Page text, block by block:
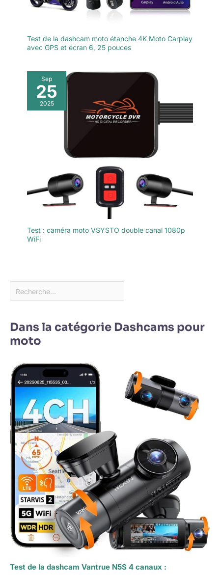
Test de la dashcam moto étanche 4K Moto Carplay
avec GPS et écran 6, 25 pouces
Sep
25
2025
Test : caméra moto VSYSTO double canal 1080p
WiFi
Dans la catégorie Dashcams pour
moto
Test de la dashcam Vantrue N5S 4 canaux :